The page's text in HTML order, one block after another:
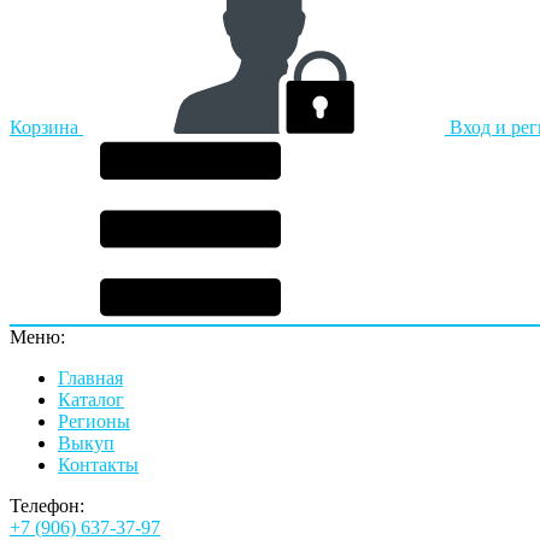
Корзина Вход и
Меню:
Главная
Каталог
Регионы
Выкуп
Контакты
Телефон:
+7 (906) 637-37-97